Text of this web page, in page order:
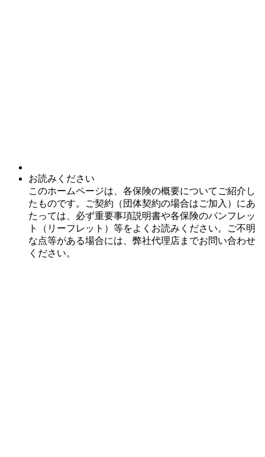
お読みください
このホームページは、各保険の概要についてご紹介し
たものです。ご契約（団体契約の場合はご加入）にあ
たっては、必ず重要事項説明書や各保険のパンフレッ
ト（リーフレット）等をよくお読みください。ご不明
な点等がある場合には、弊社代理店までお問い合わせ
ください。